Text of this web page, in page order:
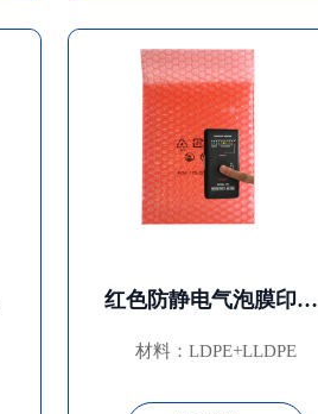
红色防静电气泡膜印刷袋
材料：LDPE+LLDPE